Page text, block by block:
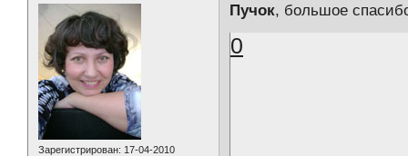
Зарегистрирован: 17-04-2010
Пучок, большое
0